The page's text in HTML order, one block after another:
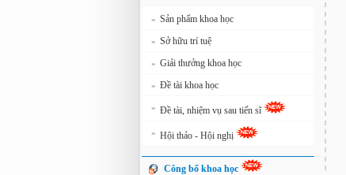
» Sản phẩm khoa học
» Sở hữu trí tuệ
» Giải thưởng khoa học
» Đề tài khoa học
» Đề tài, nhiệm vụ sau tiến sĩ
» Hội thảo - Hội nghị
Công bố khoa học